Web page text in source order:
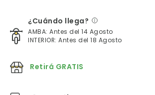
¿Cuándo llega?
AMBA: Antes del 14 Agosto
INTERIOR: Antes del 18 Agosto
Retirá GRATIS